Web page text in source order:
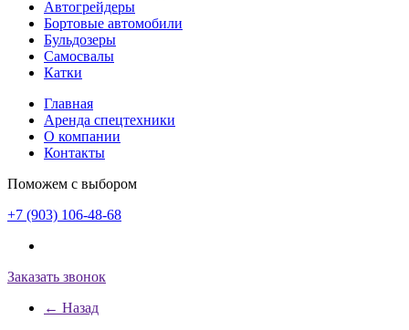
Автогрейдеры
Бортовые автомобили
Бульдозеры
Самосвалы
Катки
Главная
Аренда спецтехники
О компании
Контакты
Поможем с выбором
+7 (903) 106-48-68
Заказать звонок
← Назад